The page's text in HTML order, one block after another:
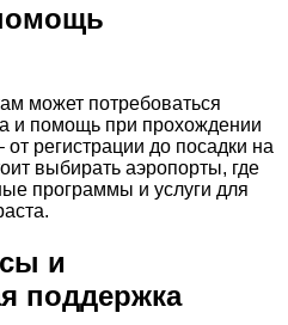
может потребоваться
и помощь при прохождении
регистрации до посадки на
выбирать аэропорты, где
программы и услуги для
и
поддержка